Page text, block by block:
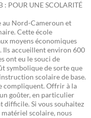
: POUR UNE SCOLARITÉ
au Nord-Cameroun et
Cette école
moyens économiques
Ils accueillent environ 600
ont eu le souci de
symbolique de sorte que
scolaire de base.
compliquent. Offrir à la
goûter, en particulier
difficile. Si vous souhaitez
matériel scolaire, nous